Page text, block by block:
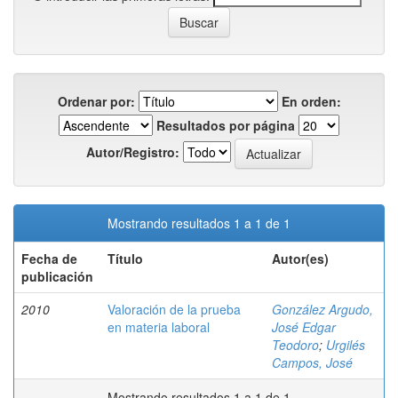
Ordenar por:
En orden:
Resultados por página
Autor/Registro:
Mostrando resultados 1 a 1 de 1
Fecha de
publicación
Título Autor(es)
2010
Valoración de la prueba
en materia laboral
González Argudo,
José Edgar
Teodoro; Urgilés
Campos, José